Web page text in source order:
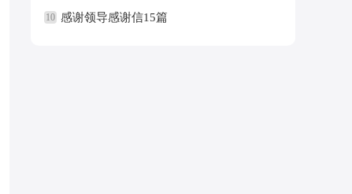
10 感谢领导感谢信15篇